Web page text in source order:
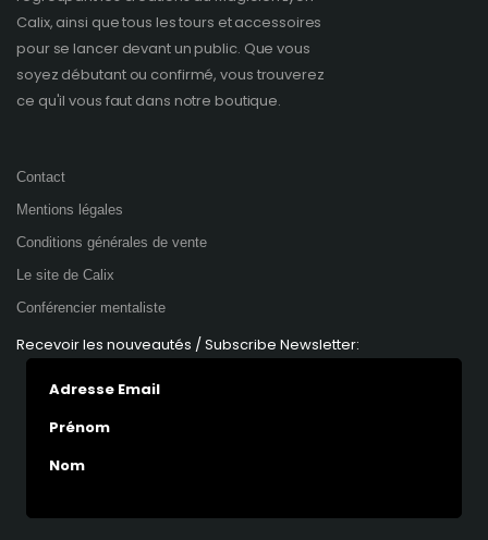
Calix, ainsi que tous les tours et accessoires
pour se lancer devant un public. Que vous
soyez débutant ou confirmé, vous trouverez
ce qu'il vous faut dans notre boutique.
Contact
Mentions légales
Conditions générales de vente
Le site de Calix
Conférencier mentaliste
Recevoir les nouveautés / Subscribe Newsletter:
Adresse Email
Prénom
Nom